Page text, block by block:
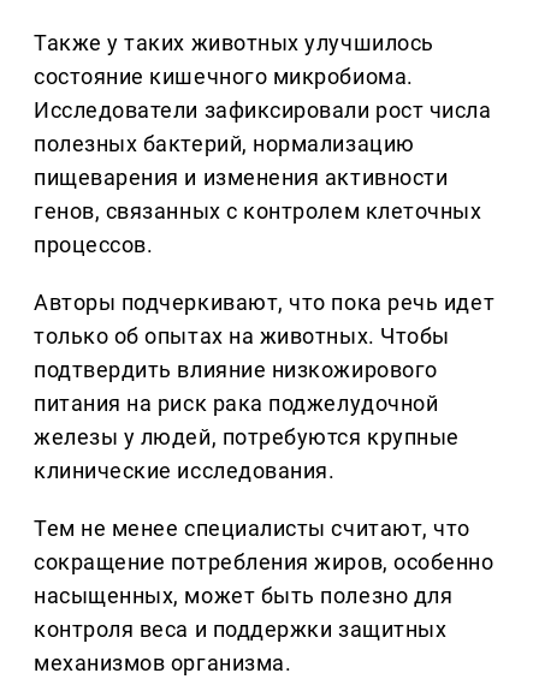
Также у таких животных улучшилось
состояние кишечного микробиома.
Исследователи зафиксировали рост числа
полезных бактерий, нормализацию
пищеварения и изменения активности
генов, связанных с контролем клеточных
процессов.
Авторы подчеркивают, что пока речь идет
только об опытах на животных. Чтобы
подтвердить влияние низкожирового
питания на риск рака поджелудочной
железы у людей, потребуются крупные
клинические исследования.
Тем не менее специалисты считают, что
сокращение потребления жиров, особенно
насыщенных, может быть полезно для
контроля веса и поддержки защитных
механизмов организма.